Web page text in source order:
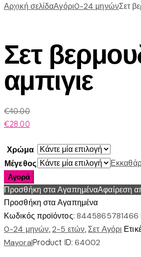
Αρχική σελίδαΑγόρι0-24 μηνώνΣετ
Σετ
αμπιγιε
€40.00
€28.00
Χρώμα
Μέγεθος
Σετ
βερμουδα
αμπιγιε
ποσότητα
Αγορά
Προσθήκη στα ΑγαπημέναΑφαίρεση
Προσθήκη στα Αγαπημένα
Κωδικός προϊόντος: 8445865781466
0-24 μηνών,2-5 ετών,Σετ Αγόρι
MayoralProduct ID: 64002